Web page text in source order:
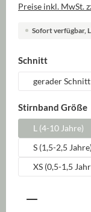
Preise inkl. MwSt.
Sofort verfügbar,
Schnittauswählen
gerader Schnitt
Stirnband Größe
L (4-10 Jahre)
S (1,5-2,5
XS (0,5-1,5
Produkt